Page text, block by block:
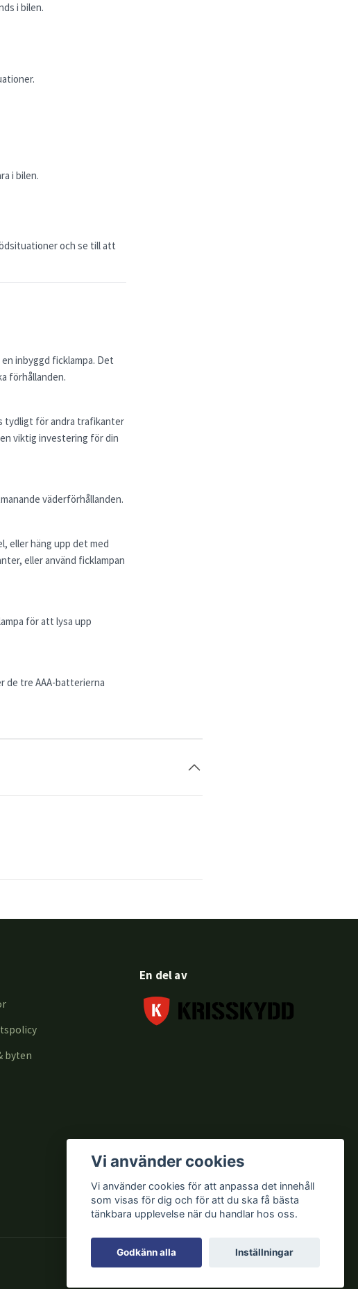
i bilen.
i bilen.
och se till att
inbyggd ficklampa. Det
förhållanden.
tydligt för andra trafikanter
viktig investering för din
väderförhållanden.
eller häng upp det med
eller använd ficklampan
för att lysa upp
de tre AAA-batterierna
byten
En del av
Vi använder cookies
Vi använder cookies för att anpassa det innehåll
som visas för dig och för att du ska få bästa
tänkbara upplevelse när du handlar hos oss.
Godkänn alla Inställningar